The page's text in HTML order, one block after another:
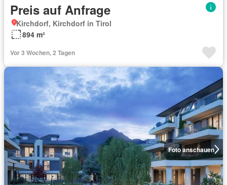
Preis auf Anfrage
Kirchdorf, Kirchdorf in Tirol
894 m²
Vor 3 Wochen, 2 Tagen
Foto anschauen